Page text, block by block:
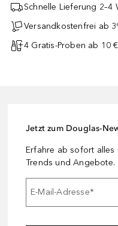
Schnelle Lieferung 2–4
Versandkostenfrei ab
4 Gratis-Proben ab 10 €
Jetzt zum Douglas-
Erfahre ab sofort alles
Trends und Angebote.
E-Mail-Adresse*